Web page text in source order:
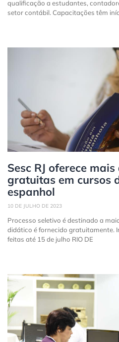
qualificação a estudantes,
setor contábil. Capacitações têm
Sesc RJ oferece
gratuitas em cursos
espanhol
10 DE JULHO DE 2023
Processo seletivo é destinado a
didático é fornecido gratuitamente.
feitas até 15 de julho RIO DE